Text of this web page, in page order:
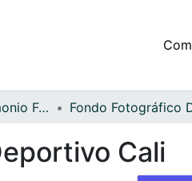
Archivo del Patrimonio Fotográfico y Fílmico del Valle del Cauca
Cali